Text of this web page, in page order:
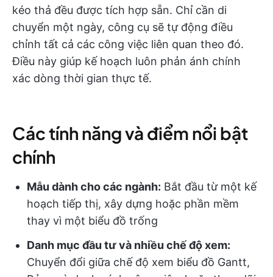
kéo thả đều được tích hợp sẵn. Chỉ cần di
chuyển một ngày, công cụ sẽ tự động điều
chỉnh tất cả các công việc liên quan theo đó.
Điều này giúp kế hoạch luôn phản ánh chính
xác dòng thời gian thực tế.
Các tính năng và điểm nổi bật
chính
Mẫu dành cho các ngành: Bắt đầu từ một kế
hoạch tiếp thị, xây dựng hoặc phần mềm
thay vì một biểu đồ trống
Danh mục đầu tư và nhiều chế độ xem:
Chuyển đổi giữa chế độ xem biểu đồ Gantt,